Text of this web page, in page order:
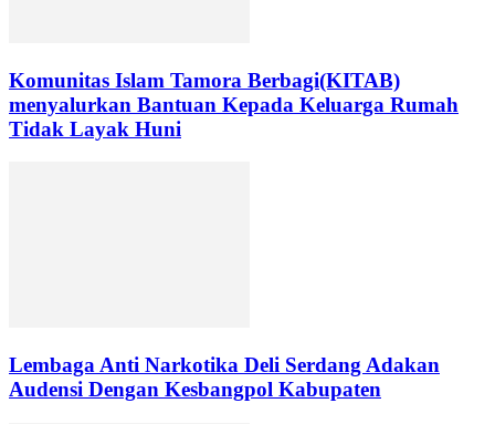
Komunitas Islam Tamora Berbagi(KITAB)
menyalurkan Bantuan Kepada Keluarga Rumah
Tidak Layak Huni
Lembaga Anti Narkotika Deli Serdang Adakan
Audensi Dengan Kesbangpol Kabupaten